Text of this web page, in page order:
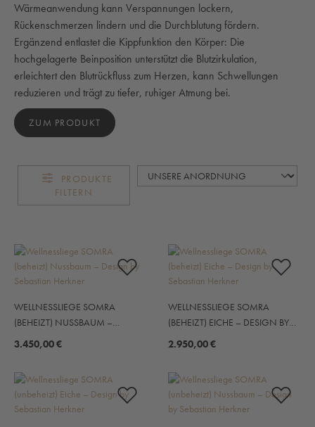
Wärmeanwendung kann Verspannungen lockern,
Rückenschmerzen lindern und die Durchblutung fördern.
Ergänzend entlastet die Kippfunktion den Körper: Die
hochgelagerte Beinposition unterstützt die Blutzirkulation,
erleichtert den Blutrückfluss zum Herzen, kann Schwellungen
reduzieren und trägt zu tiefer, ruhiger Atmung bei.
ZUM PRODUKT
FILTERN
WELLNESSLIEGE SOMRA
(BEHEIZT) NUSSBAUM –
DESIGN BY SEBASTIAN
HERKNER
3.450,00 €
WELLNESSLIEGE SOMRA
(BEHEIZT) EICHE – DESIGN BY
SEBASTIAN HERKNER
2.950,00 €